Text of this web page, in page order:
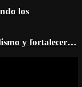
los
y fortalecer…